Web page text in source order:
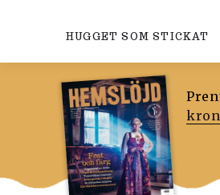
HUGGET SOM STICKAT